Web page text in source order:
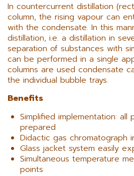
In countercurrent distillation
column, the rising vapour can
with the condensate. In this
distillation, i.e. a distillation in
separation of substances with
can be performed in a single
columns are used condensate
the individual bubble trays.
Benefits
Simplified implementation:
prepared
Didactic gas chromatograph
Glass jacket system easily
Simultaneous temperature
points